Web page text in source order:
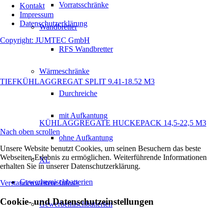
Vorratsschränke
Wandbretter
RFS Wandbretter
Wärmeschränke
Durchreiche
mit Aufkantung
ohne Aufkantung
XL
Gewerbemischbatterien
Gewerbemischbatterien
Kontakt
Impressum
Datenschutzerklärung
Copyright: JUMTEC GmbH
TIEFKÜHLAGGREGAT SPLIT 9.41-18.52 M3
KÜHLAGGREGATE HUCKEPACK 14,5-22,5 M3
Nach oben scrollen
Unsere Website benutzt Cookies, um seinen Besuchern das beste
Webseiten-Erlebnis zu ermöglichen. Weiterführende Informationen
erhalten Sie in unserer Datenschutzerklärung.
Verstandenweitere Infos×
Cookie- und Datenschutzeinstellungen